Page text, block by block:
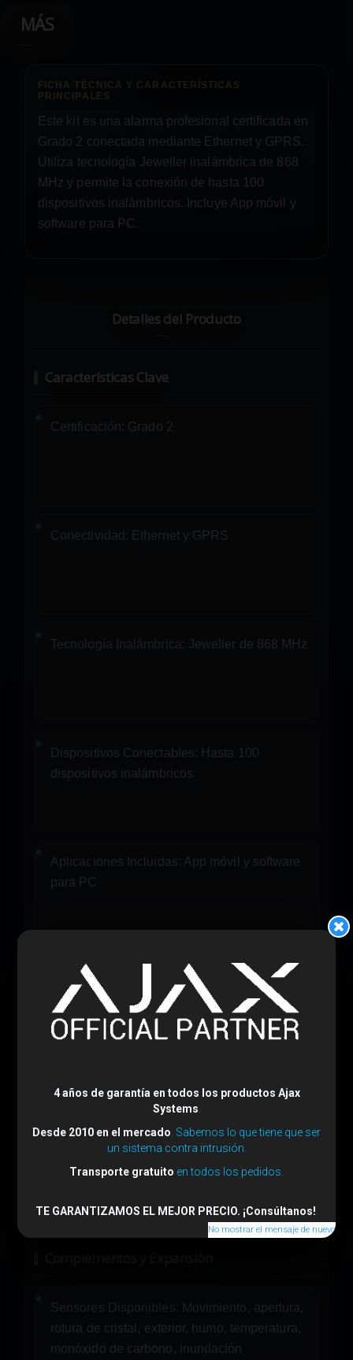
MÁS
Este kit es una alarma profesional certificada en
Grado 2 conectada mediante Ethernet y GPRS.
Utiliza tecnología Jeweller inalámbrica de 868
MHz y permite la conexión de hasta 100
dispositivos inalámbricos. Incluye App móvil y
software para PC.
Detalles del Producto
Características Clave
Certificación: Grado 2
Conectividad: Ethernet y GPRS
Tecnología Inalámbrica: Jeweller de 868 MHz
Dispositivos Conectables: Hasta 100
dispositivos inalámbricos
Aplicaciones Incluidas: App móvil y software
para PC
Funciones del Sistema
Enlace Bidireccional: Supervisionado con
Detección de Inhibición:Sí
Tamper Antisabotaje:Sí
Movimiento, apertura,
rotura de cristal, exterior, humo, temperatura,
monóxido de carbono, inundación
4 años de garantía en todos los productos Ajax
Systems
Desde 2010 en el mercado . Sabemos lo que tiene que ser
un sistema contra intrusión.
Transporte gratuito en todos los pedidos.
TE GARANTIZAMOS EL MEJOR PRECIO. ¡Consúltanos!
No mostrar el mensaje de nuevo